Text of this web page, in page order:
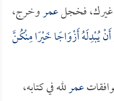
غيرك، فخجلعمروخرج،
يُبْدِلَهُ أَزْوَاجًا خَيْرًا مِنْكُنَّ
عمرلله في كتابه،